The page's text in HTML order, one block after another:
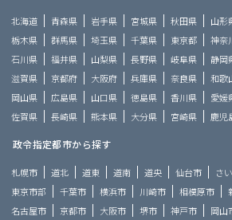
北海道 青森県 岩手県 宮城県 秋田県 山形
栃木県
群馬県 埼玉県 千葉県 東京都 神奈
石川県
福井県 山梨県 長野県 岐阜県 静岡
滋賀県
京都府 大阪府 兵庫県 奈良県 和歌
岡山県
広島県 山口県 徳島県 香川県 愛媛
佐賀県
長崎県 熊本県 大分県 宮崎県 鹿児
政令指定都市から探す
札幌市 道北 道東 道南 道央 仙台市 さ
東京市部
千葉市 横浜市 川崎市 相模原市
名古屋市
京都市 大阪市 堺市 神戸市 岡山